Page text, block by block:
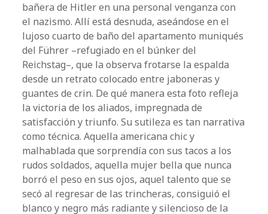
bañera de Hitler en una personal venganza con
el nazismo. Allí está desnuda, aseándose en el
lujoso cuarto de baño del apartamento muniqués
del Führer –refugiado en el búnker del
Reichstag–, que la observa frotarse la espalda
desde un retrato colocado entre jaboneras y
guantes de crin. De qué manera esta foto refleja
la victoria de los aliados, impregnada de
satisfacción y triunfo. Su sutileza es tan narrativa
como técnica. Aquella americana chic y
malhablada que sorprendía con sus tacos a los
rudos soldados, aquella mujer bella que nunca
borró el peso en sus ojos, aquel talento que se
secó al regresar de las trincheras, consiguió el
blanco y negro más radiante y silencioso de la